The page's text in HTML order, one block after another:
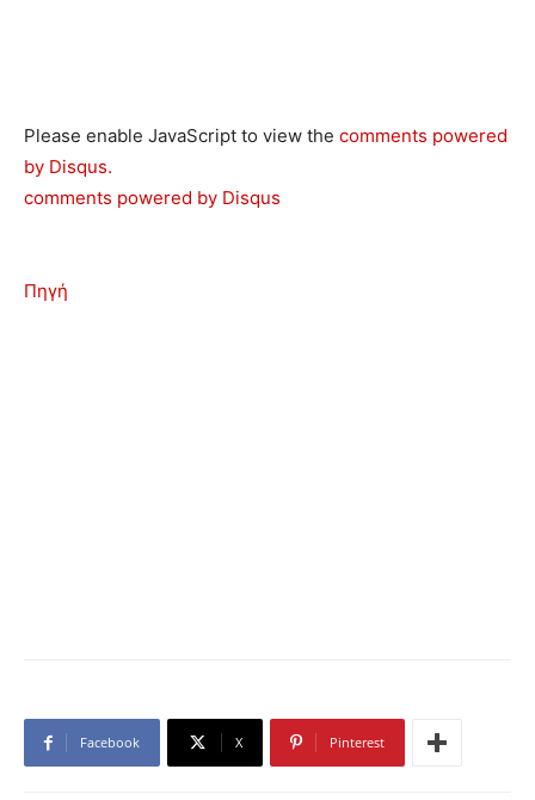
Please enable JavaScript to view the comments powered
by Disqus.
comments powered by Disqus
Πηγή
Facebook X Pinterest